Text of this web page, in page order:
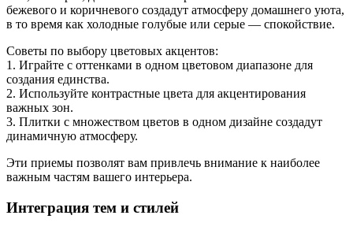
бежевого и коричневого создадут атмосферу домашнего уюта,
в то время как холодные голубые или серые — спокойствие.
Советы по выбору цветовых акцентов:
1. Играйте с оттенками в одном цветовом диапазоне для
создания единства.
2. Используйте контрастные цвета для акцентирования
важных зон.
3. Плитки с множеством цветов в одном дизайне создадут
динамичную атмосферу.
Эти приемы позволят вам привлечь внимание к наиболее
важным частям вашего интерьера.
Интеграция тем и стилей